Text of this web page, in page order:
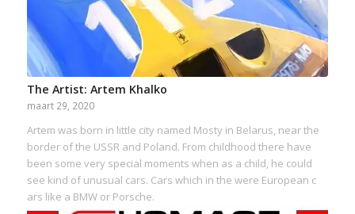
The Artist: Artem Khalko
maart 29, 2020
Artem was born in little city named Mosty in Belarus, near the
border of the USSR and Poland. From childhood there have
been some very special moments when as a child, he could
see kind of unusual cars. Cars which in the were European c
ars like a BMW or Porsche.